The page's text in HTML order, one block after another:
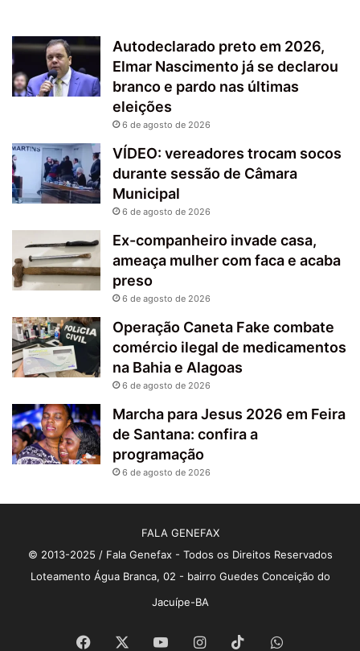
Autodeclarado preto em 2026,
Elmar Nascimento já se declarou
branco e pardo nas últimas
eleições
6 de agosto de 2026
VÍDEO: vereadores trocam socos
durante sessão de Câmara
Municipal
6 de agosto de 2026
Ex-companheiro invade casa,
ameaça mulher com faca e acaba
preso
6 de agosto de 2026
Operação Caneta Fake combate
comércio ilegal de medicamentos
na Bahia e Alagoas
6 de agosto de 2026
Marcha para Jesus 2026 em Feira
de Santana: confira a
programação
6 de agosto de 2026
FALA GENEFAX
© 2013-2025 / Fala Genefax - Todos os Direitos Reservados
Loteamento Água Branca, 02 - bairro Guedes Conceição do
Jacuípe-BA
Facebook YouTubeInstagram
TikTokWhatsApp